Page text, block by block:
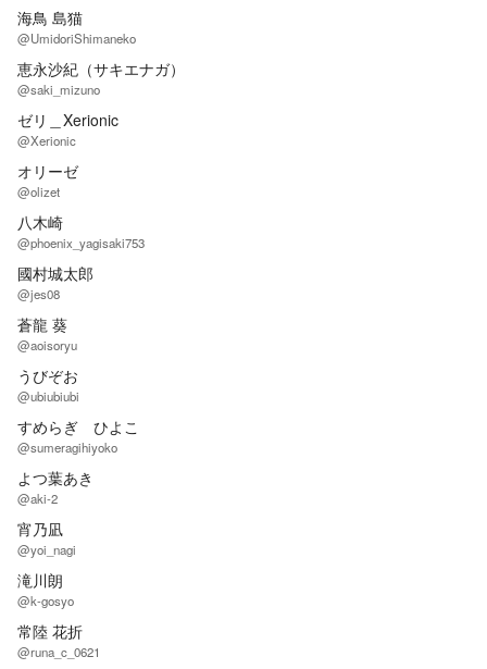
海鳥 島猫
@UmidoriShimaneko
恵永沙紀（サキエナガ）
@saki_mizuno
ゼリ＿Xerionic
@Xerionic
オリーゼ
@olizet
八木崎
@phoenix_yagisaki753
國村城太郎
@jes08
蒼龍 葵
@aoisoryu
うびぞお
@ubiubiubi
すめらぎ ひよこ
@sumeragihiyoko
よつ葉あき
@aki-2
宵乃凪
@yoi_nagi
滝川朗
@k-gosyo
常陸 花折
@runa_c_0621